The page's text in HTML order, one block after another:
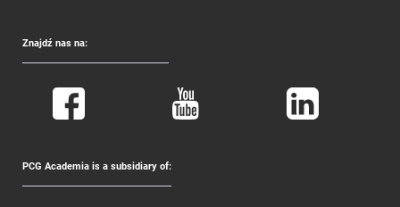
Znajdź nas na:
PCG Academia is a subsidiary of: